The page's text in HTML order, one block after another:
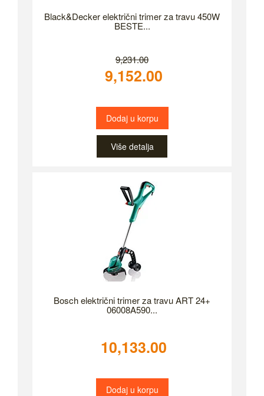
Black&Decker električni trimer za travu 450W
BESTE...
9,231.00
9,152.00
Dodaj u korpu
Više detalja
Bosch električni trimer za travu ART 24+
06008A590...
10,133.00
Dodaj u korpu